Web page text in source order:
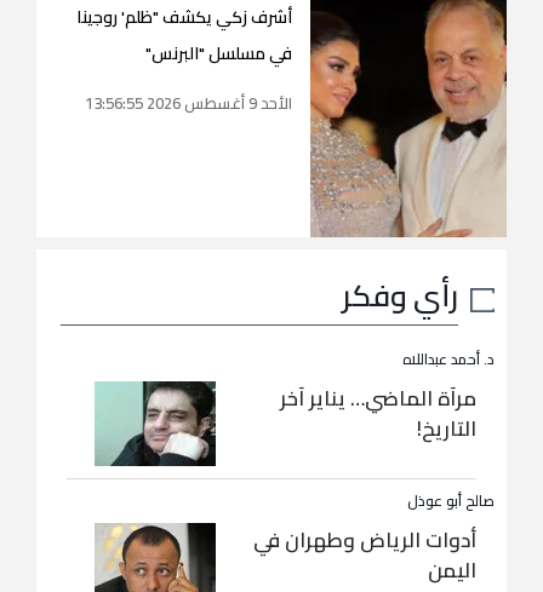
أشرف زكي يكشف "ظلم' روجينا
في مسلسل "البرنس"
الأحد 9 أغسطس 2026 13:56:55
رأي وفكر
د. أحمد عبداللاه
مرآة الماضي… يناير آخر
التاريخ!
صالح أبو عوذل
أدوات الرياض وطهران في
اليمن